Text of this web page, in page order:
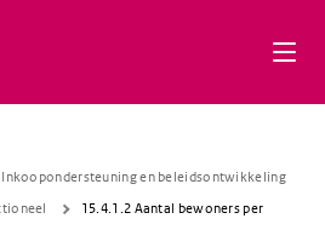
en beleidsontwikkeling
15.4.1.2 Aantal bewoners per